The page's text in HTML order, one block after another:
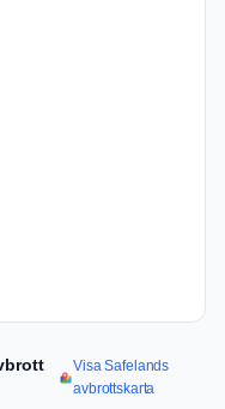
Visa Safelands
avbrottskarta